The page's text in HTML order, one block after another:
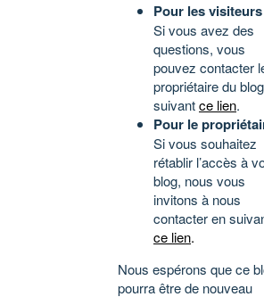
Pour les visiteurs
Si vous avez des
questions, vous
pouvez contacter
propriétaire du
suivantce lien.
Pour le
Si vous souhaitez
rétablir l’accès à
blog, nous vous
invitons à nous
contacter en
ce lien.
Nous espérons que ce
pourra être de nouveau